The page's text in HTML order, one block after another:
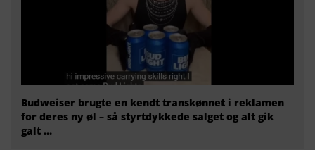
Budweiser brugte en kendt transkønnet i reklamen
for deres ny øl – så styrtdykkede salget og alt gik
galt …